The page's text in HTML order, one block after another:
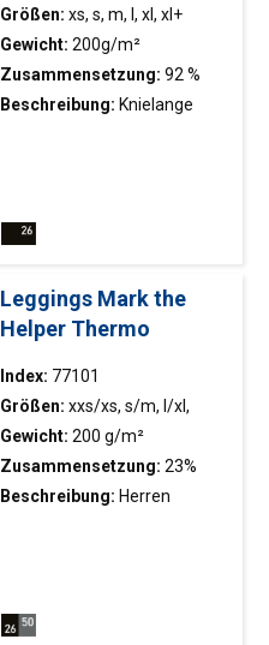
Größen: xs, s, m, l, xl, xl+
Gewicht: 200g/m²
Zusammensetzung: 92 %
Baumwolle, 8 % Elastan
Beschreibung: Knielange
Leggings Mark the
Helper Thermo
Index: 77101
Größen: xxs/xs, s/m, l/xl,
xxl/xxxl
Gewicht: 200 g/m²
Zusammensetzung: 23%
Nylon, 66% Polyester, 11%
Beschreibung: Herren
unterschiedlichen